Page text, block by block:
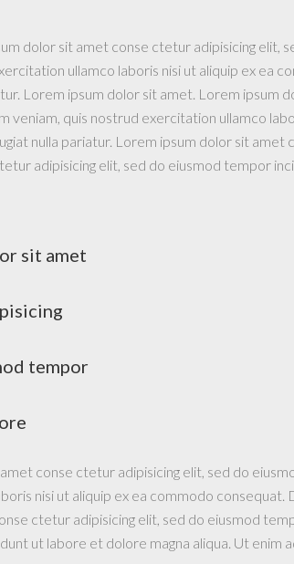
dolor sit amet conse ctetur adipisicing elit,
ullamco laboris nisi ut aliquip ex ea
Lorem ipsum dolor sit amet. Lorem ipsum
veniam, quis nostrud exercitation ullamco
nulla pariatur. Lorem ipsum dolor sit
adipisicing elit, sed do eiusmod tempor
sit amet
tempor
conse ctetur adipisicing elit, sed do
nisi ut aliquip ex ea commodo
ctetur adipisicing elit, sed do eiusmod
ut labore et dolore magna aliqua. Ut enim